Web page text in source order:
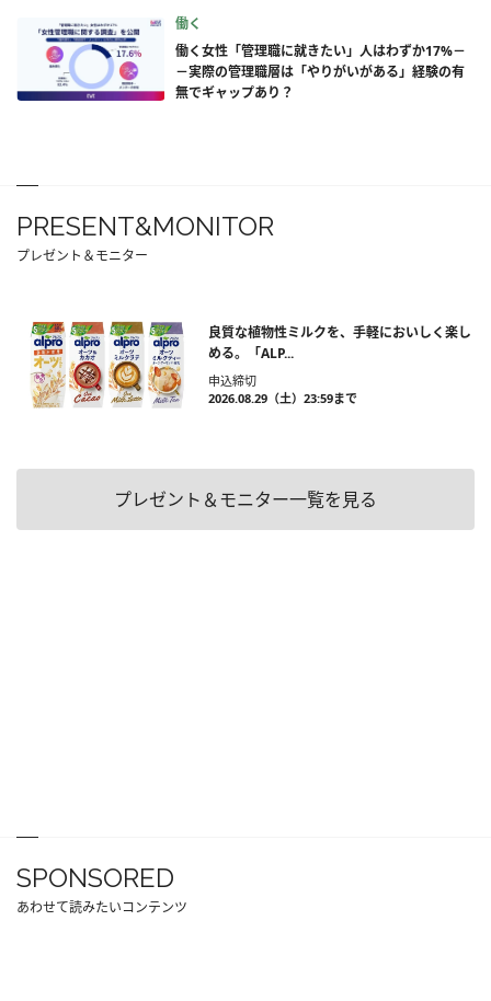
働く
働く女性「管理職に就きたい」人はわずか17%－
－実際の管理職層は「やりがいがある」経験の有
無でギャップあり？
PRESENT&MONITOR
プレゼント＆モニター
良質な植物性ミルクを、手軽においしく楽し
める。「ALP...
申込締切
2026.08.29（土）23:59まで
プレゼント＆モニター一覧を見る
SPONSORED
あわせて読みたいコンテンツ